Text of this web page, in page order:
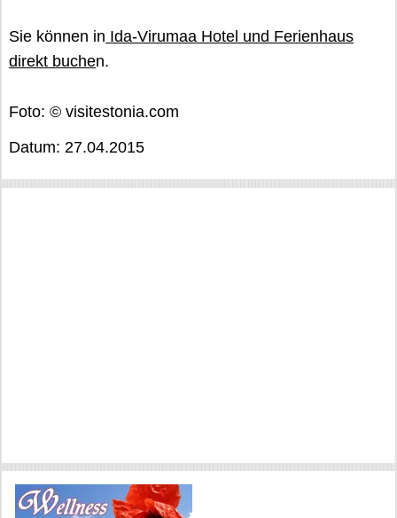
Sie können in Ida-Virumaa Hotel und Ferienhaus
direkt buchen.
Foto: © visitestonia.com
Datum: 27.04.2015